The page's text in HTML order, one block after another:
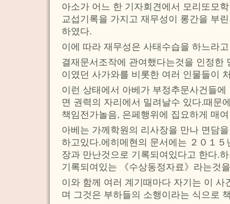
아소가 어느 한 기자회견에서 모리또모
교섭기록을 가지고 재무성이 롱간을 부
하였다.
이에 따라 재무성은 사태수습을 하느라
결재문서조작에 관여했다는것을 인정한
이였던 사가와를 비롯한 여러 인물들이
이런 상태에서 아베가 부정추문사건들
면 권력의 자리에서 밀려날수 있다.때문
책임전가놀음, 은페행위에 집요하게 매
아베는 가께학원의 리사장을 만나 면담
하고있다.에히메현의 문서에는 ２０１
장과 만난것으로 기록되여있다고 한다.
기록되여있는 《수상동정자료》라는것
이와 함께 여러 계기때마다 자기는 이 사
며 그것은 부하들의 소행이라는 식으로